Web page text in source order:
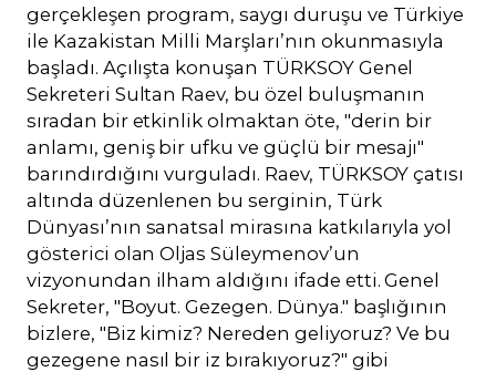
gerçekleşen program, saygı duruşu ve Türkiye
ile Kazakistan Milli Marşları’nın okunmasıyla
başladı. Açılışta konuşan TÜRKSOY Genel
Sekreteri Sultan Raev, bu özel buluşmanın
sıradan bir etkinlik olmaktan öte, "derin bir
anlamı, geniş bir ufku ve güçlü bir mesajı"
barındırdığını vurguladı. Raev, TÜRKSOY çatısı
altında düzenlenen bu serginin, Türk
Dünyası’nın sanatsal mirasına katkılarıyla yol
gösterici olan Oljas Süleymenov’un
vizyonundan ilham aldığını ifade etti. Genel
Sekreter, "Boyut. Gezegen. Dünya." başlığının
bizlere, "Biz kimiz? Nereden geliyoruz? Ve bu
gezegene nasıl bir iz bırakıyoruz?" gibi